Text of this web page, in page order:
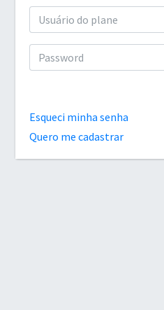
Esqueci minha senha
Quero me cadastrar